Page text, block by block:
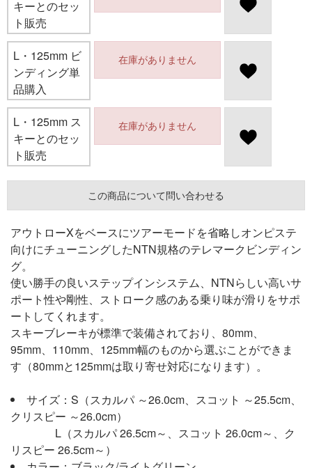
キーとのセッ
ト販売
L・125mm ビ
ンディング単
品購入
在庫がありません
L・125mm ス
キーとのセッ
ト販売
在庫がありません
この商品について問い合わせる
アウトローXをベースにツアーモードを省略しオンピステ
向けにチューニングしたNTN規格のテレマークビンディン
グ。
使い勝手の良いステップインシステム、NTNらしい高いサ
ポート性や剛性、ストローク感のある乗り味が滑りをサポ
ートしてくれます。
スキーブレーキが標準で装備されており、80mm、
95mm、110mm、125mm幅のものから選ぶことができま
す（80mmと125mmは取り寄せ対応になります）。
サイズ：S（スカルパ ～26.0cm、スコット ～25.5cm、
クリスピー ～26.0cm）
L（スカルパ 26.5cm～、スコット 26.0cm～、ク
リスピー 26.5cm～）